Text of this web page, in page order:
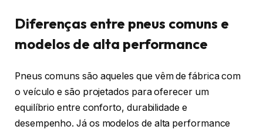
Diferenças entre pneus comuns e
modelos de alta performance
Pneus comuns são aqueles que vêm de fábrica com
o veículo e são projetados para oferecer um
equilíbrio entre conforto, durabilidade e
desempenho. Já os modelos de alta performance